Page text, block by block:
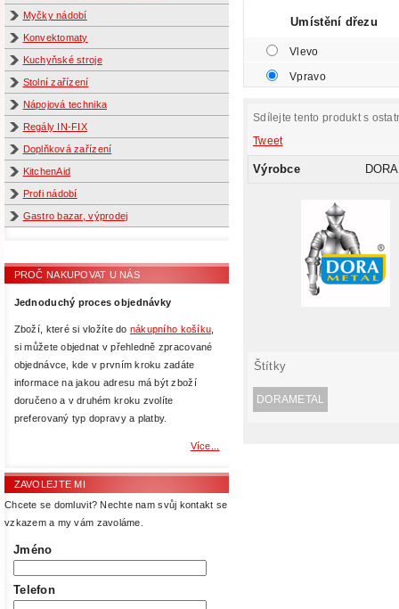
Myčky nádobí
Konvektomaty
Kuchyňské stroje
Stolní zařízení
Nápojová technika
Regály IN-FIX
Doplňková zařízení
KitchenAid
Profi nádobí
Gastro bazar, výprodej
PROČ NAKUPOVAT U NÁS
Jednoduchý proces objednávky
Zboží, které si vložíte do nákupního košíku,
si můžete objednat v přehledně zpracované
objednávce, kde v prvním kroku zadáte
informace na jakou adresu má být zboží
doručeno a v druhém kroku zvolíte
preferovaný typ dopravy a platby.
Více...
ZAVOLEJTE MI
Chcete se domluvit? Nechte nam svůj kontakt se
vzkazem a my vám zavoláme.
Jméno
Telefon
Umístění dřezu
Vlevo
Vpravo
Sdílejte tento produkt s
Tweet
Výrobce
Štítky
DORAMETAL